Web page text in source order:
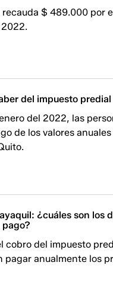
$ 489.000 por
2022.
del impuesto
del 2022, las
de los valores
¿cuáles son los
cobro del impuesto
anualmente los